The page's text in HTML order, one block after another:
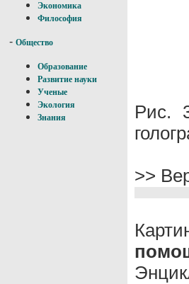
Экономика
Философия
- Общество
Образование
Развитие науки
Ученые
Экология
Знания
Рис.
>>